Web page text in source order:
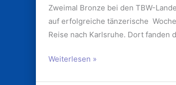
Zweimal Bronze bei den TBW-
auf erfolgreiche tänzerische
Reise nach Karlsruhe. Dort fanden
Weiterlesen »